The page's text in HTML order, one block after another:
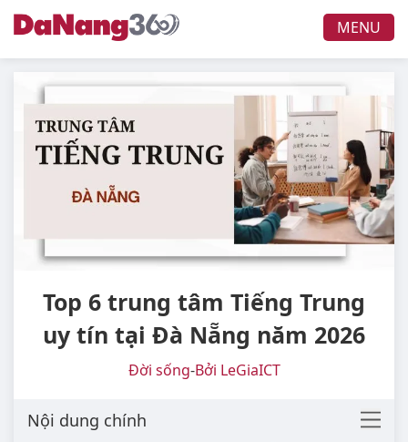
MENU
Top 6 trung tâm Tiếng Trung
uy tín tại Đà Nẵng năm 2026
Đời sống-Bởi LeGiaICT
Nội dung chính